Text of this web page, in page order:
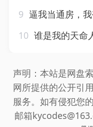
9 逼我当通房，我夺你主
10 谁是我的天命
声明：本站是网盘
网所提供的公开引
服务。如有侵犯您
邮箱